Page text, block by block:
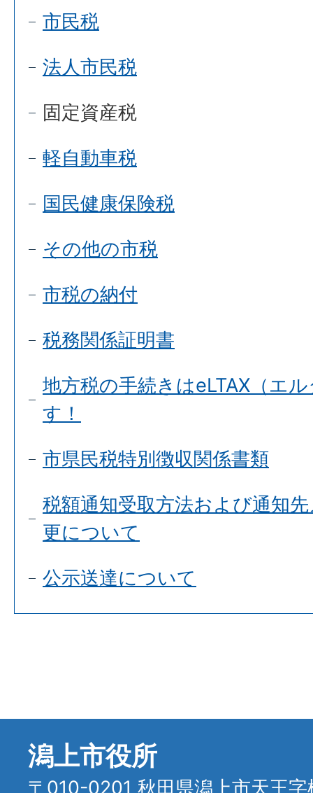
市民税
法人市民税
固定資産税
軽自動車税
国民健康保険税
その他の市税
市税の納付
税務関係証明書
地方税の手続きはeLTAX（エ
す！
市県民税特別徴収関係書類
税額通知受取方法および通知
更について
公示送達について
潟上市役所
〒010-0201 秋田県潟上市天王